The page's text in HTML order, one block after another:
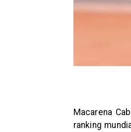
Macarena
ranking